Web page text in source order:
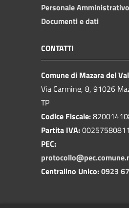
Personale Amministrativo
Documenti e dati
CONTATTI
Comune di Mazara del
Via Carmine, 8, 91026
TP
Codice Fiscale:
Partita IVA:00257580811
PEC:
Centralino Unico:0923